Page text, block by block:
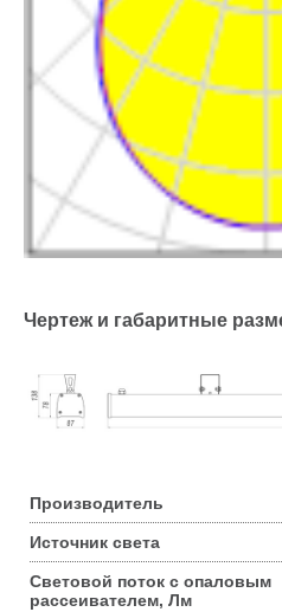
Чертеж и габаритные
Производитель
Источник света
Световой поток с опаловым
рассеивателем, Лм